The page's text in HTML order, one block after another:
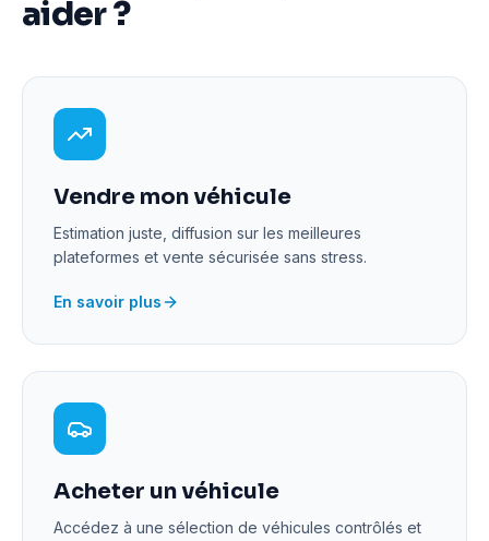
aider ?
Vendre mon véhicule
Estimation juste, diffusion sur les meilleures
plateformes et vente sécurisée sans stress.
En savoir plus
Acheter un véhicule
Accédez à une sélection de véhicules contrôlés et